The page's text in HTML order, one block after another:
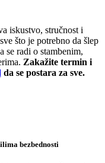
iskustvo, stručnost i
što je potrebno da šlep
se radi o stambenim,
Zakažite termin i
da se postara za sve.
bezbednosti